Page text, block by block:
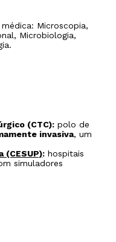
Microscopia,
Microbiologia,
(CTC): polo de
invasiva, um
(CESUP): hospitais
simuladores